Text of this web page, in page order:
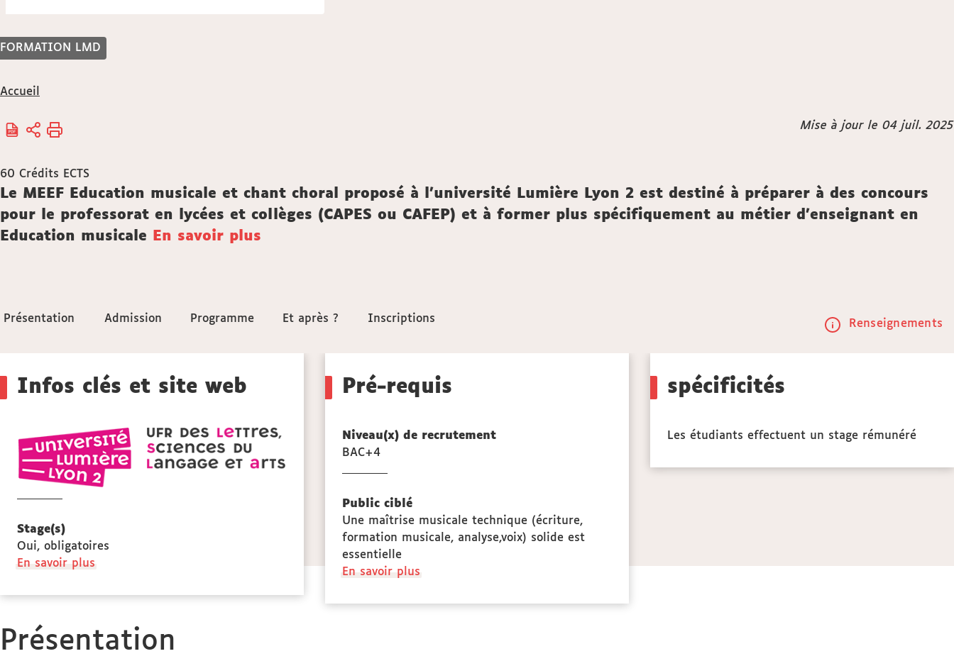
FORMATION LMD
Vous
ici :
Accueil
Mise à jour le 04 juil. 2025
60 Crédits ECTS
Description
Le MEEF Education musicale et chant choral proposé à l'université Lumière Lyon 2 est destiné à préparer à des concours
pour le professorat en lycées et collèges (CAPES ou CAFEP) et à former plus spécifiquement au métier d'enseignant en
Education musicale
En savoir plus
Accéder
sections
la
fiche
Présentation
Présentation Admission
Admission Programme
Programme Et après ?
Et après ? Inscriptions
Inscriptions Renseignements
Détails
Infos clés et site web
lettres,
Stage(s)
Oui, obligatoires
En savoir plus
des
Pré-requis
Niveau(x) de recrutement
BAC+4
Public ciblé
Une maîtrise musicale technique (écriture,
formation musicale, analyse,voix) solide est
essentielle
En savoir plus
des
spécificités
Les étudiants effectuent un stage rémunéré
Présentation